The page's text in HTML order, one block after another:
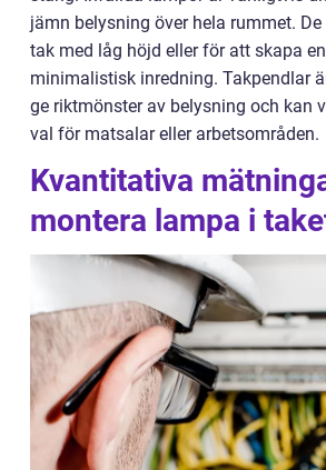
jämn belysning över hela rummet.
tak med låg höjd eller för att skapa
minimalistisk inredning. Takpendlar
ge riktmönster av belysning och kan
val för matsalar eller arbetsområden.
Kvantitativa
montera lampa i